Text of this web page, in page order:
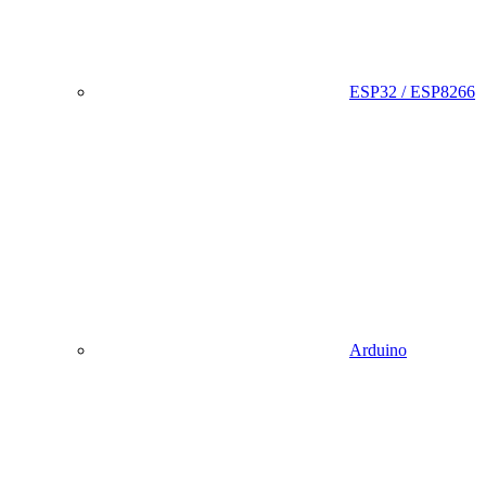
ESP32 / ESP8266
Arduino